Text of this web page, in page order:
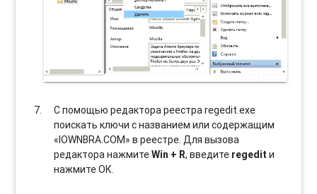
С помощью редактора реестра regedit.exe
поискать ключи с названием или содержащим
«IOWNBRA.COM» в реестре. Для вызова
редактора нажмитеWin + R, введите regedit и
нажмите ОК.